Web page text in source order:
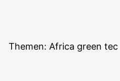
Themen: Africa green tec